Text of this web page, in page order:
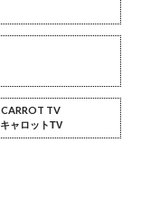
CARROT TV
キャロットTV